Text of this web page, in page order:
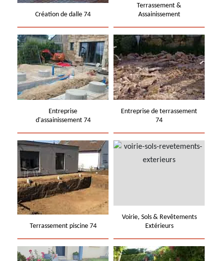
Création de dalle 74
Terrassement &
Assainissement
Entreprise
d'assainissement 74
Entreprise de terrassement
74
Terrassement piscine 74
Voirie, Sols & Revêtements
Extérieurs